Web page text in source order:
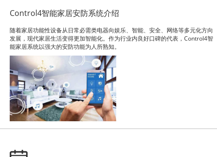
Control4智能家居安防系统介绍
随着家居功能性设备从日常必需类电器向娱乐、智能、安全、网络等多元化方向
发展，现代家居生活变得更加智能化。作为行业内良好口碑的代表，Control4智
能家居系统以强大的安防功能为人所熟知。